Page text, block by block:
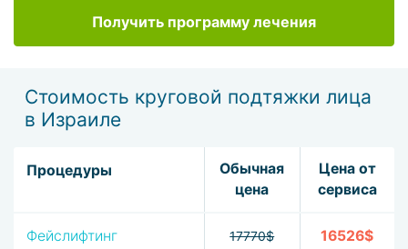
Получить программу лечения
Стоимость круговой подтяжки лица
в Израиле
Процедуры
Обычная
цена
Цена от
сервиса
Фейслифтинг 17770$ 16526$